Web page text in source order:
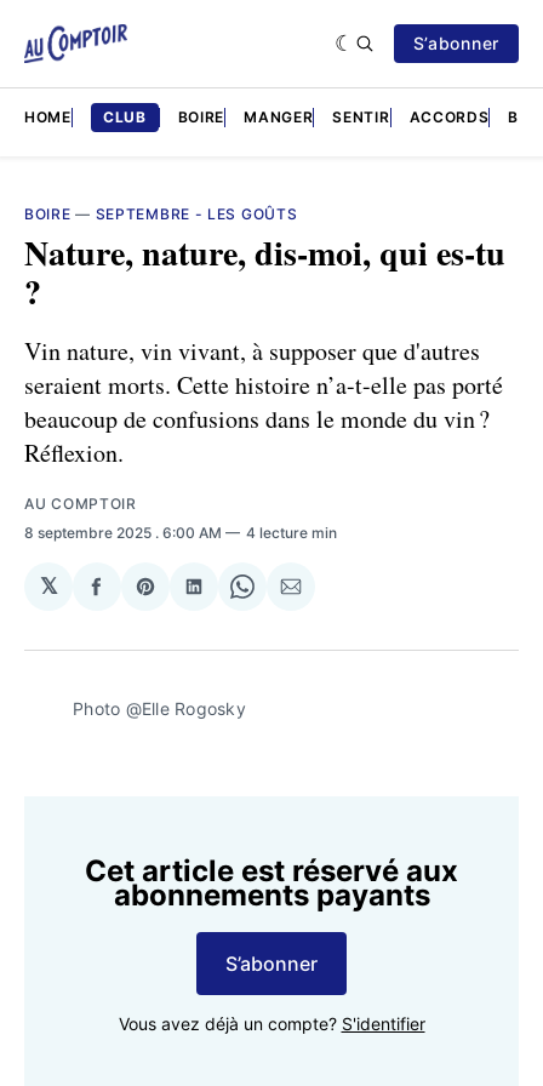
S’abonner
HOME CLUB BOIRE MANGER SENTIR ACCORDS
BOIRE — SEPTEMBRE - LES GOÛTS
Nature, nature, dis-moi, qui es-tu
?
Vin nature, vin vivant, à supposer que d'autres
seraient morts. Cette histoire n’a-t-elle pas porté
beaucoup de confusions dans le monde du vin ?
Réflexion.
AU COMPTOIR
8 septembre 2025 . 6:00 AM 4 lecture min
𝕏
Partager
Facebook
Share
Pinterest
Partager
LinkedIn
Share
WhatsApp
Partager
Courriel
Photo @Elle Rogosky
Cet article est réservé aux
abonnements payants
S’abonner
Vous avez déjà un compte? S'identifier